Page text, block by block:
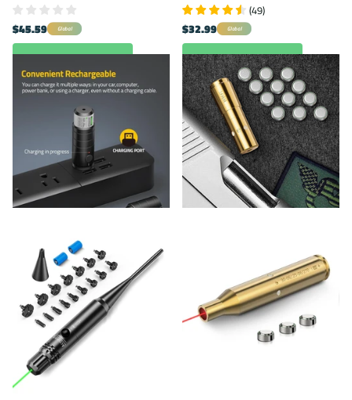
$45.59 Global
(49)
$32.99 Global
Visualizza opzioni